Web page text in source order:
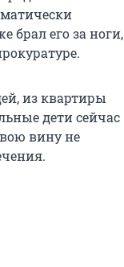
брал его за ноги,
из квартиры
дети сейчас
вину не